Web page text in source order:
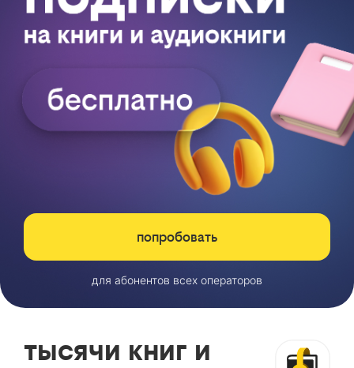
попробовать
для абонентов всех операторов
тысячи книг и